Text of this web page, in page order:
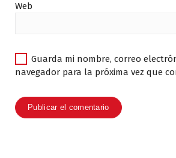
Web
Guarda mi nombre, correo
navegador para la próxima vez que